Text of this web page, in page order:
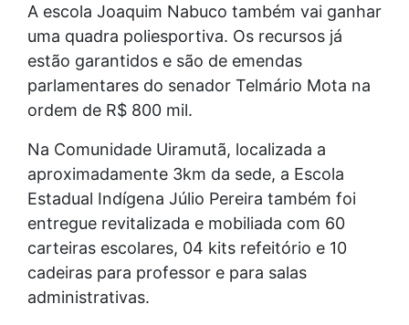
A escola Joaquim Nabuco também vai ganhar
uma quadra poliesportiva. Os recursos já
estão garantidos e são de emendas
parlamentares do senador Telmário Mota na
ordem de R$ 800 mil.
Na Comunidade Uiramutã, localizada a
aproximadamente 3km da sede, a Escola
Estadual Indígena Júlio Pereira também foi
entregue revitalizada e mobiliada com 60
carteiras escolares, 04 kits refeitório e 10
cadeiras para professor e para salas
administrativas.